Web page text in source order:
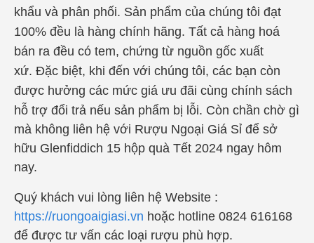
khẩu và phân phối. Sản phẩm của chúng tôi đạt
100% đều là hàng chính hãng. Tất cả hàng hoá
bán ra đều có tem, chứng từ nguồn gốc xuất
xứ. Đặc biệt, khi đến với chúng tôi, các bạn còn
được hưởng các mức giá ưu đãi cùng chính sách
hỗ trợ đổi trả nếu sản phẩm bị lỗi. Còn chần chờ gì
mà không liên hệ với Rượu Ngoại Giá Sỉ để sở
hữu Glenfiddich 15 hộp quà Tết 2024 ngay hôm
nay.
Quý khách vui lòng liên hệ Website :
https://ruongoaigiasi.vn hoặc hotline 0824 616168
để được tư vấn các loại rượu phù hợp.